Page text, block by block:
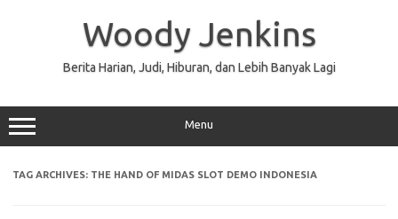
Woody Jenkins
Berita Harian, Judi, Hiburan, dan Lebih Banyak Lagi
Menu
TAG ARCHIVES: THE HAND OF MIDAS SLOT DEMO INDONESIA